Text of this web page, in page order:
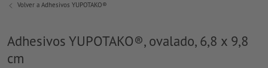
Volver a Adhesivos YUPOTAKO®
Adhesivos YUPOTAKO®, ovalado, 6,8 x 9,8
cm